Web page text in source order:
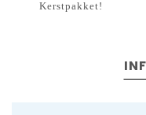
Kerstpakket!